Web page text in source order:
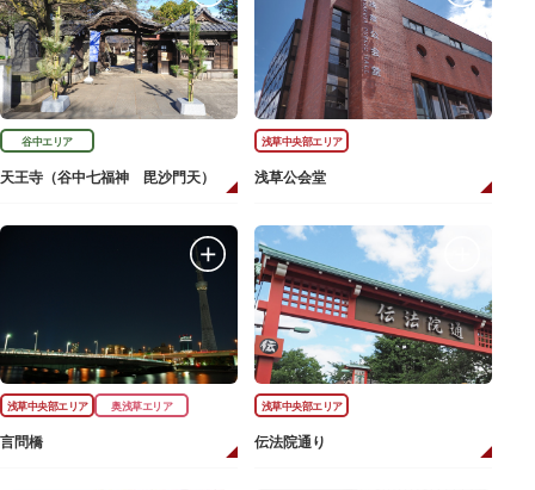
谷中エリア
天王寺（谷中七福神 毘沙門天）
浅草中央部エリア
浅草公会堂
浅草中央部エリア 奥浅草エリア
言問橋
浅草中央部エリア
伝法院通り